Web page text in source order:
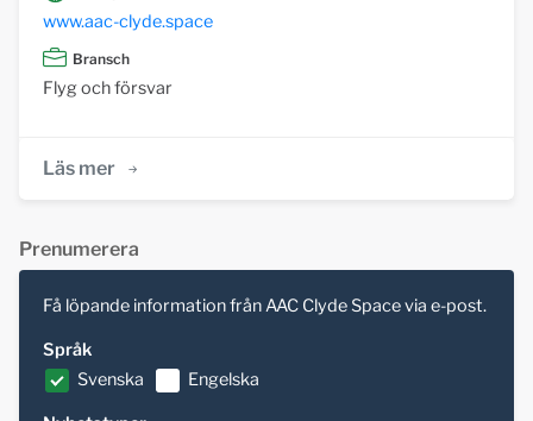
www.aac-clyde.space
Bransch
Flyg och försvar
Läs mer
Prenumerera
Få löpande information från AAC Clyde Space via e-post.
Språk
Svenska
Engelska